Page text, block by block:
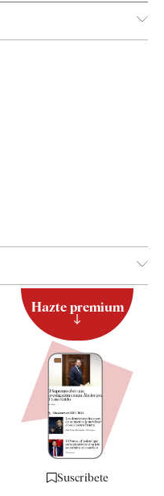
Hazte premium
Suscríbete